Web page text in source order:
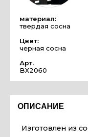
материал:
твердая сосна
Цвет:
черная сосна
Арт.
BX2060
ОПИСАНИЕ
Изготовлен из